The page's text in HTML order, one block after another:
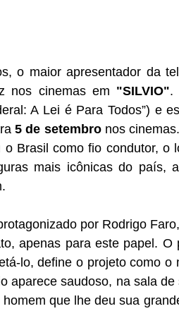
o maior apresentador da
nos cinemas em "SILVIO".
A Lei é Para Todos”) e
5 de setembro nos
o Brasil como fio condutor, o
mais icônicas do país,
por Rodrigo
apenas para este papel.
lo, define o projeto como
aparece saudoso, na sala
homem que lhe deu sua